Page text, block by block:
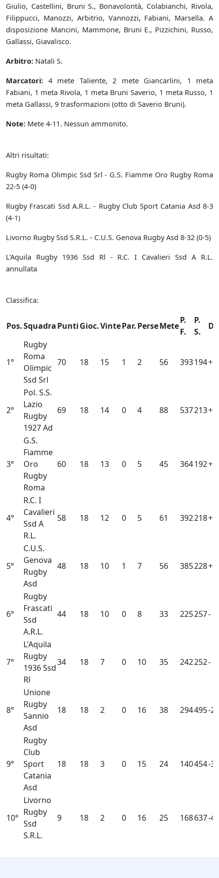
Giulio, Castellini, Bruni S., Bonavolontà, Colabianchi, Rivola,
Filippucci, Manozzi, Arbitrio, Vannozzi, Fabiani, Marsella. A
disposizione Mancini, Mammone, Bruni E., Pizzichini, Russo,
Gallassi, Giavalisco.
Arbitro: Natali S.
Marcatori: 4 mete Taliente, 2 mete Giancarlini, 1 meta
Fabiani, 1 meta Rivola, 1 meta Bruni Saverio, 1 meta Russo, 1
meta Gallassi, 9 trasformazioni (otto di Saverio Bruni).
Note: Mete 4-11. Nessun ammonito.
Altri risultati:
Rugby Roma Olimpic Ssd Srl - G.S. Fiamme Oro Rugby Roma
22-5 (4-0)
Rugby Frascati Ssd A.R.L. - Rugby Club Sport Catania Asd 8-3
(4-1)
Livorno Rugby Ssd S.R.L. - C.U.S. Genova Rugby Asd 8-32 (0-5)
L'Aquila Rugby 1936 Ssd Rl - R.C. I Cavalieri Ssd A R.L.
annullata
Classifica:
Pos.SquadraPuntiGioc.VintePar.PerseMete
P.
F.
P.
S.
1°
Rugby
Roma
Olimpic
Ssd Srl
70 18 15 1 2 56 393194
2°
Pol. S.S.
Lazio
Rugby
1927 Ad
69 18 14 0 4 88 537213
3°
G.S.
Fiamme
Oro
Rugby
Roma
60 18 13 0 5 45 364192
4°
R.C. I
Cavalieri
Ssd A
R.L.
58 18 12 0 5 61 392218
5°
C.U.S.
Genova
Rugby
Asd
48 18 10 1 7 56 385228
6°
Rugby
Frascati
Ssd
A.R.L.
44 18 10 0 8 33 225257-
7°
L'Aquila
Rugby
1936 Ssd
Rl
34 18 7 0 10 35 242252-
8°
Unione
Rugby
Sannio
Asd
18 18 2 0 16 38 294495-
9°
Rugby
Club
Sport
Catania
Asd
18 18 3 0 15 24 140454-
10°
Livorno
Rugby
Ssd
S.R.L.
9 18 2 0 16 25 168637-